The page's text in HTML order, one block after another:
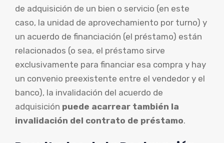
de adquisición de un bien o servicio (en este
caso, la unidad de aprovechamiento por turno) y
un acuerdo de financiación (el préstamo) están
relacionados (o sea, el préstamo sirve
exclusivamente para financiar esa compra y hay
un convenio preexistente entre el vendedor y el
banco), la invalidación del acuerdo de
adquisición puede acarrear también la
invalidación del contrato de préstamo.